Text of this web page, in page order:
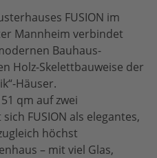
FUSION im
Mannheim verbindet
Bauhaus-
Holz-Skelettbauweise der
Häuser.
qm auf zwei
FUSION als elegantes,
höchst
– mit viel Glas,